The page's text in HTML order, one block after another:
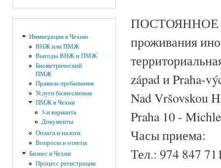
Иммиграция в Чехию
ВНЖ или ПМЖ
Выгоды ВНЖ и ПМЖ
Биометрический
ПМЖ
Правила пребывания
Услуги бизнесменам
ПМЖ в Чехии
3-и варианта
Документы
Оплата и налоги
Вопросы и ответы
Бизнес в Чехии
Процесс регистрации
ПОСТОЯННОЕ
проживания
západ и Praha-
Nad Vršovskou
Praha 10 - Michle
Часы приема:
Тел.: 974 847